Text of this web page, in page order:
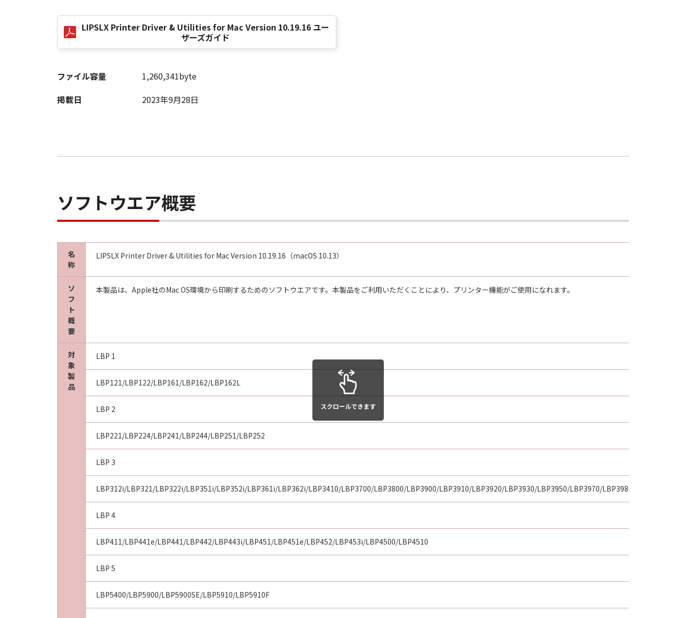
お客様は、「コンテンツデータ」を、キヤノン、キヤノンの子会社、もしくはキヤノンのライセンサーのイメージを損なう行為のために
利用すること、またはその他キヤノンが不適切と判断する目的で利用することはできません。また、第三者にこのような行為をさせては
クセスした場合に、お客様の使用環境に適合した情報・データのお客様への提供のために、「ソフトウェア」が、お客様の使用する「プ
状態に関する情報、地域情報、並びにOS・ブラウザーの種類等の情報を送信する場合があること（但し、送信されるこれらの情報にお
トウェア」に欠陥がないことを含め、いかなる保証もしません。
(2)
キヤノン、キヤノンの子会社、それらの販売代理店および販売店、並びにキヤノンのライセンサーは、お客様が「許諾ソフトウェア」を
ェア」を使用し、「許諾ソフトウェア」を使用することから生じた、機器の損傷またはデータ損失については、お客様のみが全責任を負
います。
(3)
キヤノン、キヤノンの子会社、それらの販売代理店および販売店、並びにキヤノンのライセンサーは、本契約に基づくそれらの債務不履
行または不法行為によりお客様に損害が生じた場合、いかなる損害(逸失利益およびその他の派生的または付随的な損害を含むがこれら
仕様に不一致の場合についてのキヤノン、キヤノンの子会社、それらの販売代理店または販売店並びにキヤノンのライセンサーのすべて
の責任およびお客様の唯一の救済は、前項の規定にかかわらず、当該不一致により生じた問題を解決するための対応策の提示、対応策の
実施または「許諾ソフトウェア」の修正版の作成および提供のみです。キヤノン、キヤノンの子会社、それらの販売代理店または販売店
並びにキヤノンのライセンサーは、お客様による「許諾ソフトウェア」の誤用または本契約において許諾されていない方法による使用が
原因で当該問題が生じた場合、前記の責任を負いません。ただし、お客様とキヤノンとの間の本契約が消費者契約法に定める消費者契約
に該当する場合であって、キヤノン、キヤノンの子会社、それらの販売代理店または販売店並びにキヤノンのライセンサーの故意または
重過失による債務不履行または不法行為に起因して「許諾ソフトウェア」に関しお客様に生じた損害については、本項は適用されないも
のとします。
キヤノン、キヤノンの子会社、それらの販売代理店および販売店、並びにキヤノンのライセンサーは、「許諾ソフトウェア」の使用に起
キヤノン、キヤノンの子会社、それらの販売代理店および販売店、並びにキヤノンのライセンサーは、「許諾ソフトウェア」のメンテナ
ンスおよびお客様による「許諾ソフトウェア」の使用の支援、並びに「許諾ソフトウェア」に対するアップデート、バグの修正またはサ
ポートの提供について、いかなる責任を負うものでもありません。
６．輸出
お客様は、日本国政府または該当国の政府より必要な認可等を得ることなしに、「許諾ソフトウェア」の全部または一部を、直接または
間接に輸出してはなりません。
７．契約期間
(1)
本契約は、お客様が本契約とともに提供される同意を示すボタンをクリックし、または「許諾ソフトウェア」をインストールした時点で
LIPSLX Printer Driver & Utilities for Mac Version 10.19.16 ユー
ザーズガイド
ファイル容量
1,260,341byte
掲載日
2023年9月28日
ソフトウエア概要
名
称
LIPSLX Printer Driver & Utilities for Mac Version 10.19.16（macOS 10.13）
ソ
フ
ト
概
要
本製品は、Apple社のMac OS環境から印刷するためのソフトウエアです。本製品をご利用いただくことにより、プリンター機能がご使用になれます。
対
象
製
品
LBP 1
LBP121/LBP122/LBP161/LBP162/LBP162L
LBP 2
LBP221/LBP224/LBP241/LBP244/LBP251/LBP252
LBP 3
LBP312i/LBP321/LBP322i/LBP351i/LBP352i/LBP361i/LBP362i/LBP3410/LBP3700/LBP3800/LBP3900/LBP3910/LBP3920/LBP3930/LBP3950/LBP3970/LBP3980
LBP 4
LBP411/LBP441e/LBP441/LBP442/LBP443i/LBP451/LBP451e/LBP452/LBP453i/LBP4500/LBP4510
LBP 5
LBP5400/LBP5900/LBP5900SE/LBP5910/LBP5910F
スクロールできます